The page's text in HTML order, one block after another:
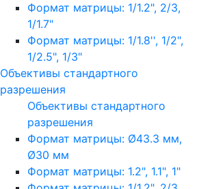
Формат матрицы: 1/1.2", 2/3,
1/1.7"
Формат матрицы: 1/1.8'', 1/2",
1/2.5", 1/3"
Объективы стандартного
разрешения
Объективы стандартного
разрешения
Формат матрицы: Ø43.3 мм,
Ø30 мм
Формат матрицы: 1.2", 1.1", 1"